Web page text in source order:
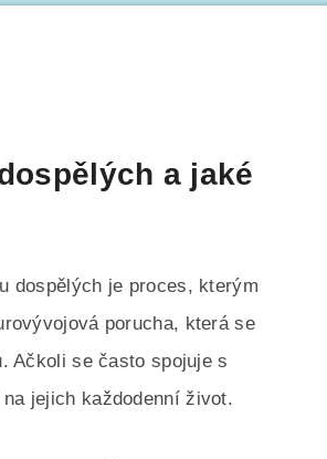
a jaké
dospělých je proces, kterým
porucha, která se
Ačkoli se často spojuje s
jejich každodenní život.